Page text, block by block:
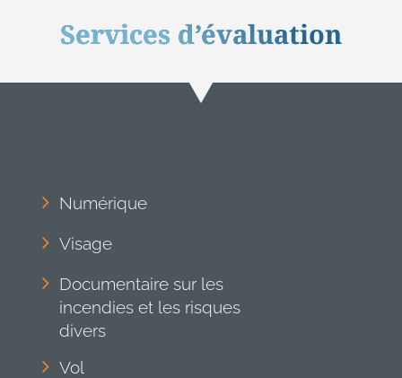
Services d’évaluation
Numérique
Visage
Documentaire sur les
incendies et les risques
divers
Vol